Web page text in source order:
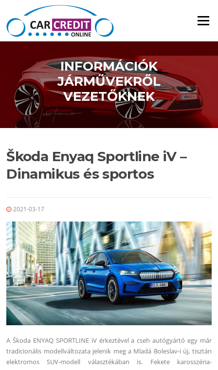
Ugrás a tartalomra
Menü
INFORMÁCIÓK
JÁRMŰVEKRŐL
VEZETŐKNEK
Škoda Enyaq Sportline iV –
Dinamikus és sportos
2021-03-17
A Škoda ENYAQ SPORTLINE iV érkeztével a cseh autógyártó egy már
tradicionális modellváltozata jelenik meg a Mladá Boleslav-i új, tisztán
elektromos SUV-modell választékában is. Fekete karosszéria-